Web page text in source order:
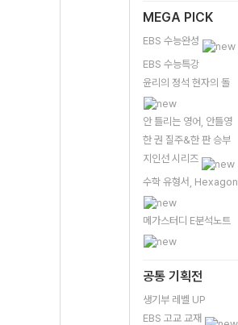
MEGA PICK
EBS 수능완성
EBS 수능특강
윤리의 정석 현자의 돌
안 틀리는 영어, 안틀영
한 권 질주&한 판 승부
지인선 시리즈
수학 유형서, Hexagon
메가스터디 E분석노트
공통 기획전
생기부 레벨 UP
EBS 고교 교재